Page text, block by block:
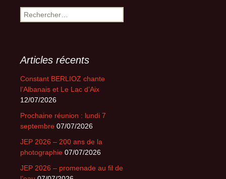
Rechercher :
Articles récents
Constant BERLIOZ chante
l’Albanais et Le Lac d’Aix
12/07/2026
Prochaine réunion : lundi 7
septembre 07/07/2026
JEP 2026 – 200 ans de la
photographie 07/07/2026
JEP 2026 – promenade au fil de